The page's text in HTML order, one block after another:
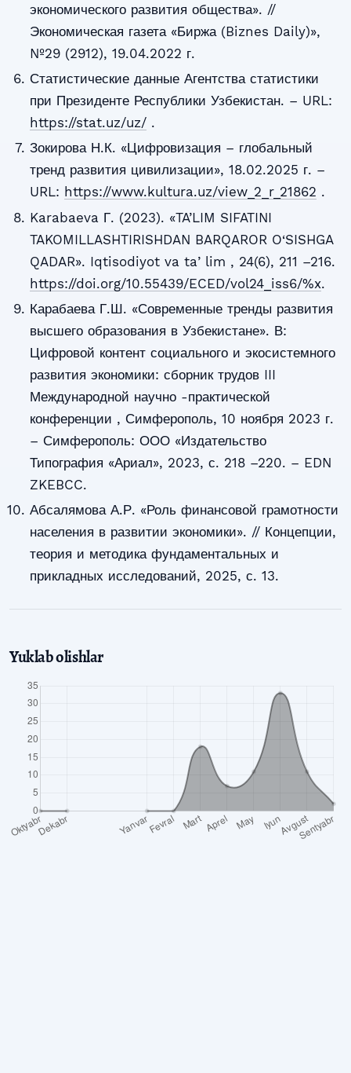
экономического развития общества». //
Экономическая газета «Биржа (Biznes Daily)»,
№29 (2912), 19.04.2022 г.
Статистические данные Агентства статистики
при Президенте Республики Узбекистан. – URL:
https://stat.uz/uz/.
Зокирова Н.К. «Цифровизация – глобальный
тренд развития цивилизации», 18.02.2025 г. –
URL: https://www.kultura.uz/view_2_r_21862 .
Karabaeva Г. (2023). «TA’LIM SIFATINI
TAKOMILLASHTIRISHDAN BARQAROR O‘SISHGA
QADAR». Iqtisodiyot va taʼlim , 24(6), 211 –216.
https://doi.org/10.55439/ECED/vol24_iss6/%x.
Карабаева Г.Ш. «Современные тренды развития
высшего образования в Узбекистане». В:
Цифровой контент социального и экосистемного
развития экономики: сборник трудов III
Международной научно -практической
конференции , Симферополь, 10 ноября 2023 г.
– Симферополь: ООО «Издательство
Типография «Ариал», 2023, с. 218 –220. – EDN
ZKEBCC.
Абсалямова А.Р. «Роль финансовой грамотности
населения в развитии экономики». // Концепции,
теория и методика фундаментальных и
прикладных исследований, 2025, с. 13.
Yuklab olishlar